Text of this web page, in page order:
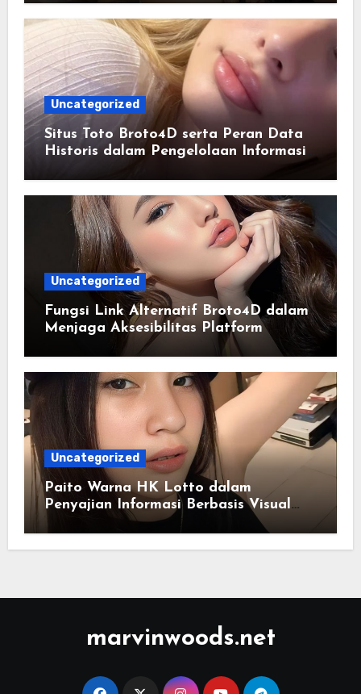
Uncategorized
Situs Toto Broto4D serta Peran Data
Historis dalam Pengelolaan Informasi
Uncategorized
Fungsi Link Alternatif Broto4D dalam
Menjaga Aksesibilitas Platform
Uncategorized
Paito Warna HK Lotto dalam
Penyajian Informasi Berbasis Visual
marvinwoods.net